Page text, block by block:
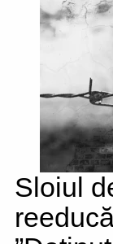
Sloiul